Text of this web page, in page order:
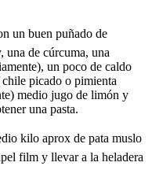
un buen puñado de
una de cúrcuma, una
un poco de caldo
picado o pimienta
medio jugo de limón y
una pasta.
kilo aprox de pata muslo
film y llevar a la heladera